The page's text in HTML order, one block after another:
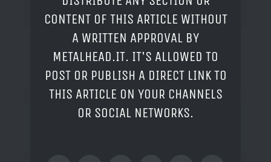
CONTENT OF THIS ARTICLE WITHOUT
A WRITTEN APPROVAL BY
METALHEAD.IT. IT'S ALLOWED TO
POST OR PUBLISH A DIRECT LINK TO
THIS ARTICLE ON YOUR CHANNELS
OR SOCIAL NETWORKS.